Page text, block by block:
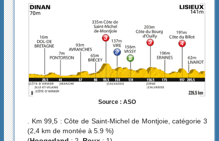
Source : ASO
. Km 99,5 : Côte de Saint-Michel de Montjoie, catégorie 3
(2,4 km de montée à 5.9 %)